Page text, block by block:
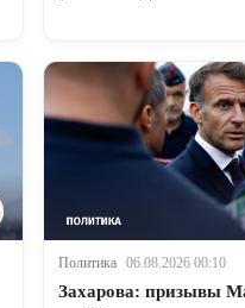
Политика 06.08.2026 00:10
Захарова: призывы